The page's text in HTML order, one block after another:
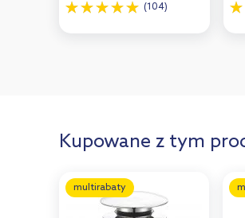
(104)
Kupowane z tym
multirabaty